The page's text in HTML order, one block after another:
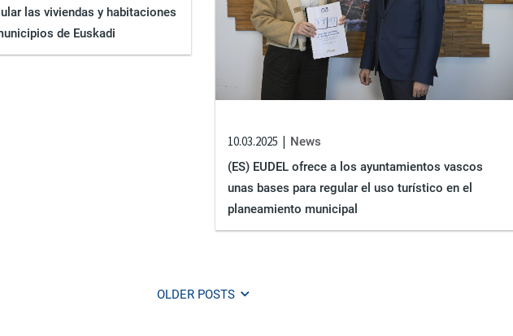
las viviendas y habitaciones
de Euskadi
10.03.2025
News
(ES) EUDEL ofrece a los ayuntamientos vascos
unas bases para regular el uso turístico en el
planeamiento municipal
OLDER POSTS